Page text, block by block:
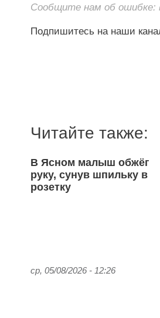
Сообщите нам об
Подпишитесь на наши
Читайте также:
В Ясном малыш обжёг
руку, сунув шпильку в
розетку
ср, 05/08/2026 - 12:26